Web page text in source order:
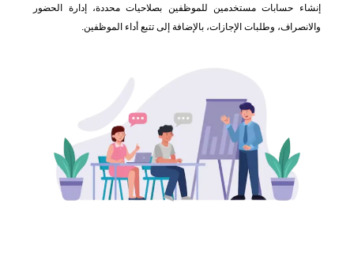
إنشاء حسابات مستخدمين للموظفين بصلاحيات محددة، إدارة الحضور
والانصراف، وطلبات الإجازات، بالإضافة إلى تتبع أداء الموظفين.